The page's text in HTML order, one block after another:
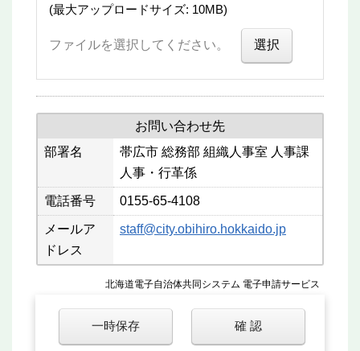
(最大アップロードサイズ: 10MB)
ファイルを選択してください。
一時保存 確 認
お問い合わせ先
部署名
帯広市 総務部 組織人事室 人事課
人事・行革係
電話番号 0155-65-4108
メールア
ドレス
staff@city.obihiro.hokkaido.jp
北海道電子自治体共同システム 電子申請サービス